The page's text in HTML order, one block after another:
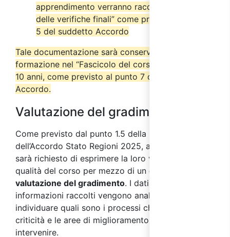
apprendimento verranno raccolti nel “Verbale
delle verifiche finali” come previsto dal punto
5 del suddetto Accordo
Tale documentazione sarà conservata dall’ente di
formazione nel “Fascicolo del corso” per almeno
10 anni, come previsto al punto 7 del suddetto
Accordo.
Valutazione del gradimento
Come previsto dal punto 1.5 della parte IV
dell’Accordo Stato Regioni 2025, ai partecipanti
sarà richiesto di esprimere la loro valutazione sulla
qualità del corso per mezzo di un questionario di
valutazione del gradimento. I dati e le
informazioni raccolti vengono analizzati al fine di
individuare quali sono i processi che presentano
criticità e le aree di miglioramento su cui
intervenire.